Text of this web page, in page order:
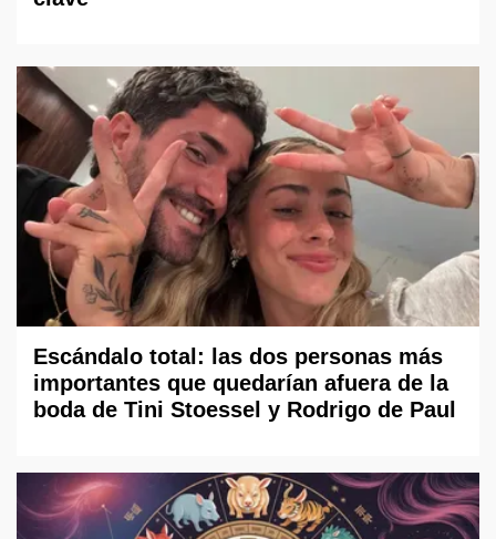
Escándalo total: las dos personas más
importantes que quedarían afuera de la
boda de Tini Stoessel y Rodrigo de Paul